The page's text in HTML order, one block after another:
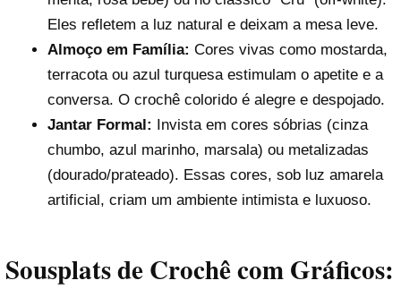
Eles refletem a luz natural e deixam a mesa leve.
Almoço em Família: Cores vivas como mostarda,
terracota ou azul turquesa estimulam o apetite e a
conversa. O crochê colorido é alegre e despojado.
Jantar Formal: Invista em cores sóbrias (cinza
chumbo, azul marinho, marsala) ou metalizadas
(dourado/prateado). Essas cores, sob luz amarela
artificial, criam um ambiente intimista e luxuoso.
Sousplats de Crochê com Gráficos: